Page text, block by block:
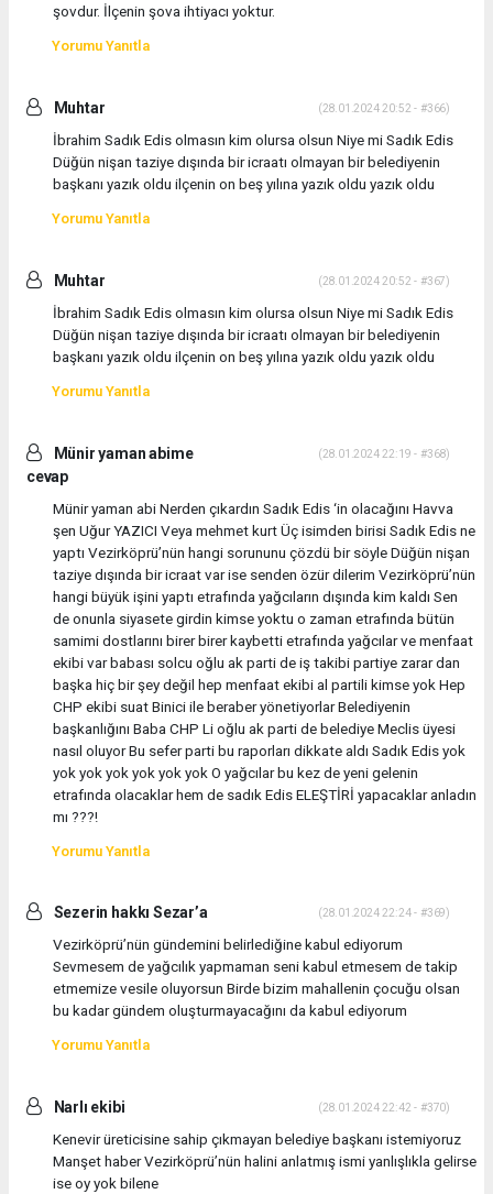
şovdur. İlçenin şova ihtiyacı yoktur.
Yorumu Yanıtla
Muhtar (28.01.2024 20:52 - #366)
İbrahim Sadık Edis olmasın kim olursa olsun Niye mi Sadık Edis
Düğün nişan taziye dışında bir icraatı olmayan bir belediyenin
başkanı yazık oldu ilçenin on beş yılına yazık oldu yazık oldu
Yorumu Yanıtla
Muhtar (28.01.2024 20:52 - #367)
İbrahim Sadık Edis olmasın kim olursa olsun Niye mi Sadık Edis
Düğün nişan taziye dışında bir icraatı olmayan bir belediyenin
başkanı yazık oldu ilçenin on beş yılına yazık oldu yazık oldu
Yorumu Yanıtla
Münir yaman abime
cevap
(28.01.2024 22:19 - #368)
Münir yaman abi Nerden çıkardın Sadık Edis ‘in olacağını Havva
şen Uğur YAZICI Veya mehmet kurt Üç isimden birisi Sadık Edis ne
yaptı Vezirköprü’nün hangi sorununu çözdü bir söyle Düğün nişan
taziye dışında bir icraat var ise senden özür dilerim Vezirköprü’nün
hangi büyük işini yaptı etrafında yağcıların dışında kim kaldı Sen
de onunla siyasete girdin kimse yoktu o zaman etrafında bütün
samimi dostlarını birer birer kaybetti etrafında yağcılar ve menfaat
ekibi var babası solcu oğlu ak parti de iş takibi partiye zarar dan
başka hiç bir şey değil hep menfaat ekibi al partili kimse yok Hep
CHP ekibi suat Binici ile beraber yönetiyorlar Belediyenin
başkanlığını Baba CHP Li oğlu ak parti de belediye Meclis üyesi
nasıl oluyor Bu sefer parti bu raporları dikkate aldı Sadık Edis yok
yok yok yok yok yok yok O yağcılar bu kez de yeni gelenin
etrafında olacaklar hem de sadık Edis ELEŞTİRİ yapacaklar anladın
mı ???!
Yorumu Yanıtla
Sezerin hakkı Sezar’a (28.01.2024 22:24 - #369)
Vezirköprü’nün gündemini belirlediğine kabul ediyorum
Sevmesem de yağcılık yapmaman seni kabul etmesem de takip
etmemize vesile oluyorsun Birde bizim mahallenin çocuğu olsan
bu kadar gündem oluşturmayacağını da kabul ediyorum
Yorumu Yanıtla
Narlı ekibi (28.01.2024 22:42 - #370)
Kenevir üreticisine sahip çıkmayan belediye başkanı istemiyoruz
Manşet haber Vezirköprü’nün halini anlatmış ismi yanlışlıkla gelirse
ise oy yok bilene